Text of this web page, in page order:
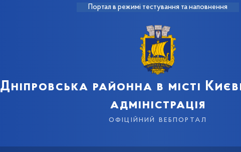
Портал в режимі тестування та наповнення
Дніпровська районна в місті
адміністрація
офіційний вебпортал